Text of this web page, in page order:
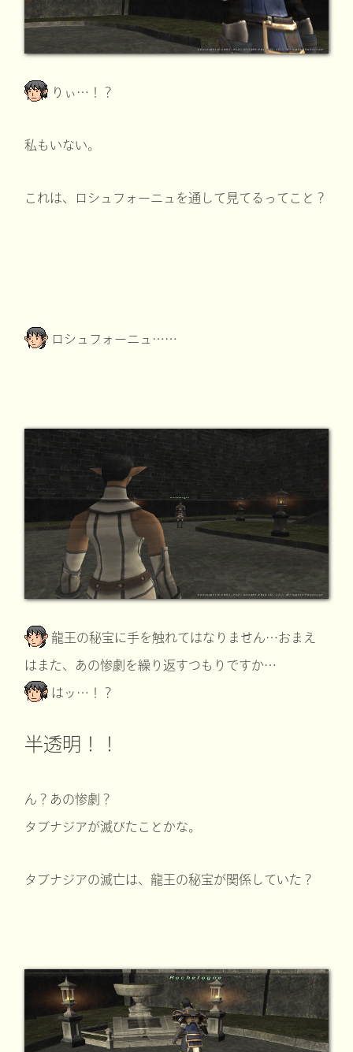
りぃ…！？
私もいない。
これは、ロシュフォーニュを通して見てるってこと？
ロシュフォーニュ……
龍王の秘宝に手を触れてはなりません…おまえ
はまた、あの惨劇を繰り返すつもりですか…
はッ…！？
半透明！！
ん？あの惨劇？
タブナジアが滅びたことかな。
タブナジアの滅亡は、龍王の秘宝が関係していた？